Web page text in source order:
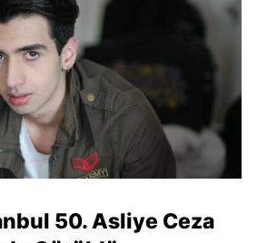
50. Asliye Ceza